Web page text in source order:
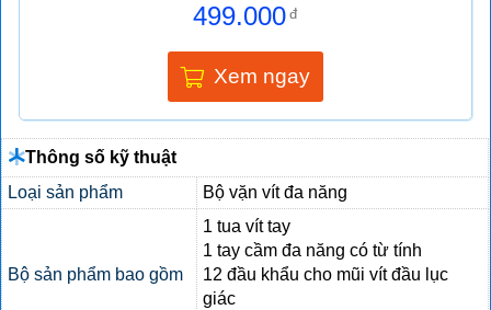
499.000 đ
Xem ngay
Thông số kỹ thuật
Loại sản phẩm
Bộ vặn vít đa năng
Bộ sản phẩm bao gồm
1 tua vít tay
1 tay cầm đa năng có từ tính
12 đầu khẩu cho mũi vít đầu lục
giác